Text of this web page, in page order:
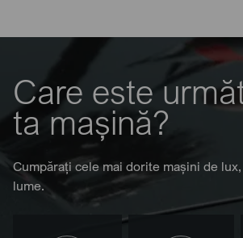
Care este
ta mașină?
Cumpărați cele mai dorite mașini de
lume.